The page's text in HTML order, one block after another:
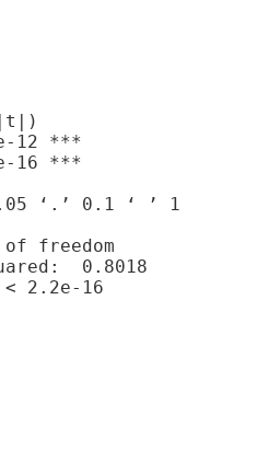
12 ***
16 ***
‘.’ 0.1 ‘ ’ 1
freedom
2.2e-16